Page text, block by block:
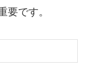
要です。